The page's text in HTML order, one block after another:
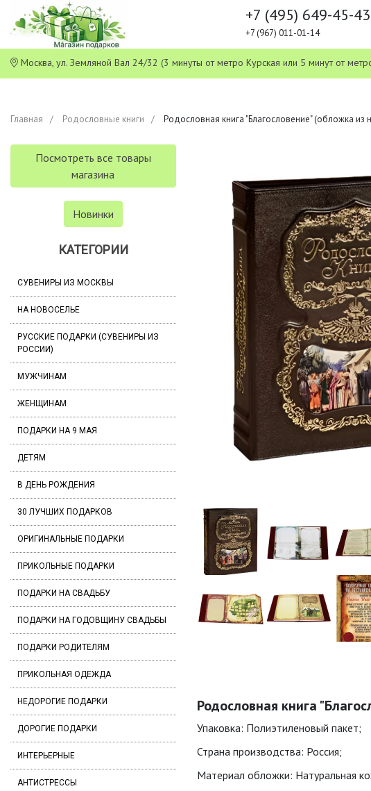
+7 (495) 649-45-43
+7 (967) 011-01-14
Москва, ул. Земляной Вал 24/32 (3 минуты от метро Курская или 5 минут от
Главная Родословные книги Родословная книга "Благословение" (обложка из
Посмотреть все товары
магазина
Новинки
КАТЕГОРИИ
СУВЕНИРЫ ИЗ МОСКВЫ
НА НОВОСЕЛЬЕ
РУССКИЕ ПОДАРКИ (СУВЕНИРЫ ИЗ
РОССИИ)
МУЖЧИНАМ
ЖЕНЩИНАМ
ПОДАРКИ НА 9 МАЯ
ДЕТЯМ
В ДЕНЬ РОЖДЕНИЯ
30 ЛУЧШИХ ПОДАРКОВ
ОРИГИНАЛЬНЫЕ ПОДАРКИ
ПРИКОЛЬНЫЕ ПОДАРКИ
ПОДАРКИ НА СВАДЬБУ
ПОДАРКИ НА ГОДОВЩИНУ СВАДЬБЫ
ПОДАРКИ РОДИТЕЛЯМ
ПРИКОЛЬНАЯ ОДЕЖДА
НЕДОРОГИЕ ПОДАРКИ
ДОРОГИЕ ПОДАРКИ
ИНТЕРЬЕРНЫЕ
АНТИСТРЕССЫ
Родословная книга
Упаковка: Полиэтиленовый пакет;
Страна производства: Россия;
Материал обложки: Натуральная